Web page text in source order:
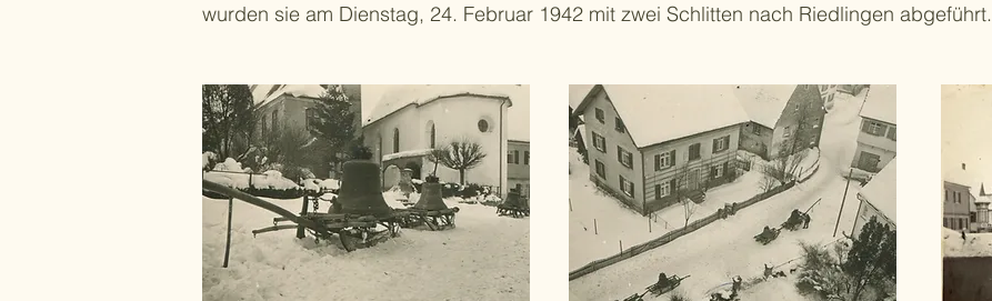
wurden sie am Dienstag, 24. Februar 1942 mit zwei Schlitten nach Riedlingen abgeführt.